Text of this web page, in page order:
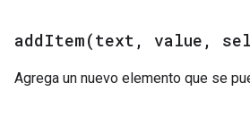
addItem(text , value ,
Agrega un nuevo elemento que se